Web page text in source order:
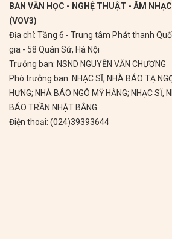
BAN VĂN HỌC - NGHỆ THUẬT - ÂM NHẠC
(VOV3)
Địa chỉ: Tầng 6 - Trung tâm Phát thanh
gia - 58 Quán Sứ, Hà Nội
Trưởng ban: NSND NGUYỄN VĂN CHƯƠNG
Phó trưởng ban: NHẠC SĨ, NHÀ BÁO TẠ
HƯNG; NHÀ BÁO NGÔ MỸ HẰNG; NHẠC SĨ,
BÁO TRẦN NHẬT BẰNG
Điện thoại: (024)39393644